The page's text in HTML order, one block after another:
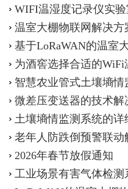
WIFI温湿度记录仪实
温室大棚物联网解决方
基于LoRaWAN的温室
为酒窖选择合适的WiFi
智慧农业‌管式土壤墒情
微差压变送器的技术解
土壤墒情监测系统的详
老年人防跌倒预警联动
2026年春节放假通知
工业场景有害气体检测